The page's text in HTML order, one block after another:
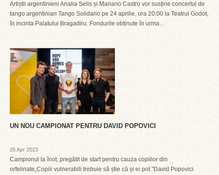
Artiștii argentinieni Analia Selis și Mariano Castro vor susține concertul de
tango argentinian Tango Solidario pe 24 aprilie, ora 20:00 la Teatrul Godot,
în incinta Palatului Bragadiru. Fondurile obținute în urma...
UN NOU CAMPIONAT PENTRU DAVID POPOVICI
05 Apr 2023
Campionul la înot, pregătit de start pentru cauza copiilor din
orfelinate„Copiii vulnerabili trebuie să știe că și ei pot.”David Popovici